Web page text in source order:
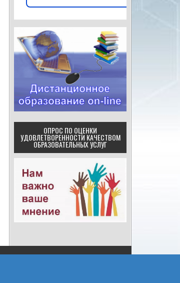
ОПРОС ПО ОЦЕНКИ
УДОВЛЕТВОРЕННОСТИ КАЧЕСТВОМ
ОБРАЗОВАТЕЛЬНЫХ УСЛУГ